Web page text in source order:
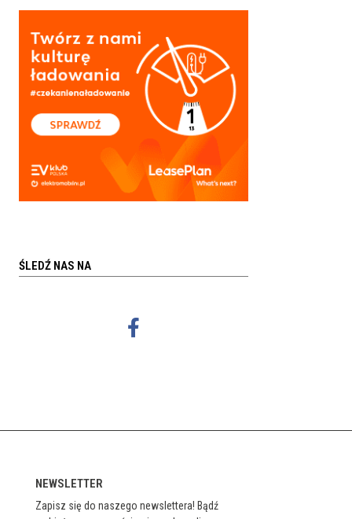
ŚLEDŹ NAS NA
NEWSLETTER
Zapisz się do naszego newslettera! Bądź